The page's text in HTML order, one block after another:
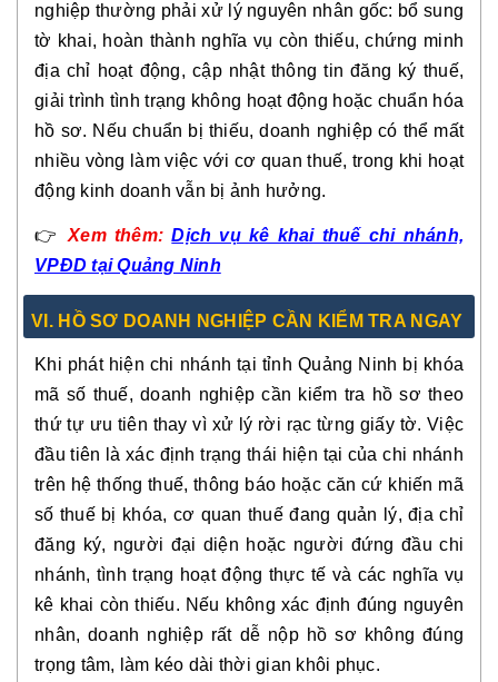
nghiệp thường phải xử lý nguyên nhân gốc: bổ sung
tờ khai, hoàn thành nghĩa vụ còn thiếu, chứng minh
địa chỉ hoạt động, cập nhật thông tin đăng ký thuế,
giải trình tình trạng không hoạt động hoặc chuẩn hóa
hồ sơ. Nếu chuẩn bị thiếu, doanh nghiệp có thể mất
nhiều vòng làm việc với cơ quan thuế, trong khi hoạt
động kinh doanh vẫn bị ảnh hưởng.
👉 Xem thêm:Dịch vụ kê khai thuế chi nhánh,
VPĐD tại Quảng Ninh
VI. HỒ SƠ DOANH NGHIỆP CẦN KIỂM TRA NGAY
Khi phát hiện chi nhánh tại tỉnh Quảng Ninh bị khóa
mã số thuế, doanh nghiệp cần kiểm tra hồ sơ theo
thứ tự ưu tiên thay vì xử lý rời rạc từng giấy tờ. Việc
đầu tiên là xác định trạng thái hiện tại của chi nhánh
trên hệ thống thuế, thông báo hoặc căn cứ khiến mã
số thuế bị khóa, cơ quan thuế đang quản lý, địa chỉ
đăng ký, người đại diện hoặc người đứng đầu chi
nhánh, tình trạng hoạt động thực tế và các nghĩa vụ
kê khai còn thiếu. Nếu không xác định đúng nguyên
nhân, doanh nghiệp rất dễ nộp hồ sơ không đúng
trọng tâm, làm kéo dài thời gian khôi phục.